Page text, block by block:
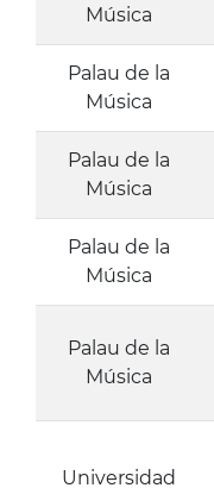
Música
Palau de la
Música
Palau de la
Música
Palau de la
Música
Palau de la
Música
Universidad